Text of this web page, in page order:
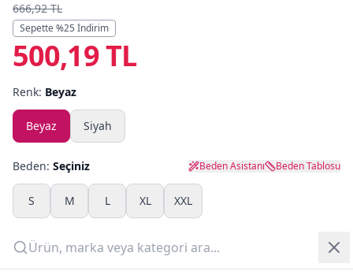
Markalar
Yazlık Pijama
Kampanyalar
Yeni Gelenler
OUTLET
Giriş Yap
666,92 TL
Sepette %25 İndirim
500,19 TL
Renk: Beyaz
Beyaz Siyah
Beden: Seçiniz Beden Asistanı Beden Tablosu
S M L XL XXL
Adet: